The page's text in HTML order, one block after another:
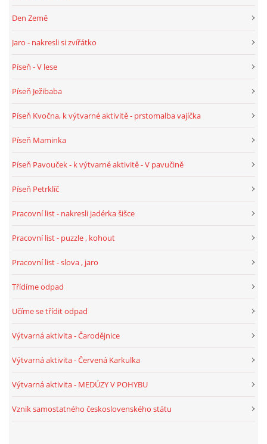
KALENDÁŘ PRO DĚTI
SVATÝ VÁCLAV
HALLOWEEN
SVATÝ MARTIN
SVATÁ KATEŘINA 25.LISTOPADU
SVATÁ BARBORA 4.12.
MIKULÁŠ, ČERTI
Den Země
Jaro - nakresli si zvířátko
Píseň - V lese
Píseň Ježibaba
Píseň Kvočna, k výtvarné aktivitě - prstomalba vajíčka
Píseň Maminka
Píseň Pavouček - k výtvarné aktivitě - V pavučině
Píseň Petrklíč
Pracovní list - nakresli jadérka šišce
Pracovní list - puzzle , kohout
Pracovní list - slova , jaro
Třídíme odpad
Učíme se třídit odpad
Výtvarná aktivita - Čarodějnice
Výtvarná aktivita - Červená Karkulka
Výtvarná aktivita - MEDÚZY V POHYBU
Vznik samostatného československého státu